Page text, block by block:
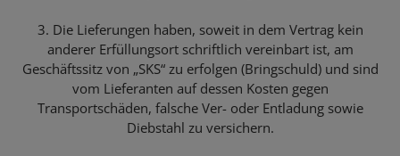
3. Die Lieferungen haben, soweit in dem Vertrag kein
anderer Erfüllungsort schriftlich vereinbart ist, am
Geschäftssitz von „SKS“ zu erfolgen (Bringschuld) und sind
vom Lieferanten auf dessen Kosten gegen
Transportschäden, falsche Ver- oder Entladung sowie
Diebstahl zu versichern.